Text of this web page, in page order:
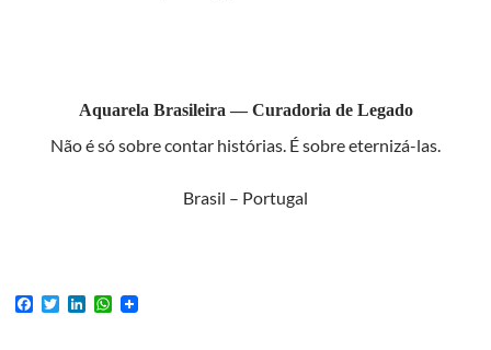
Aquarela Brasileira — Curadoria de Legado
Não é só sobre contar histórias. É sobre eternizá-las.
Brasil – Portugal
F
T
W